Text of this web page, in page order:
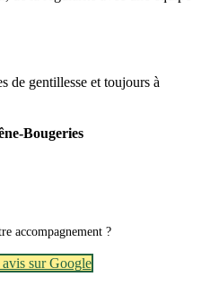
de gentillesse et toujours à
Bougeries
accompagnement ?
avis sur Google